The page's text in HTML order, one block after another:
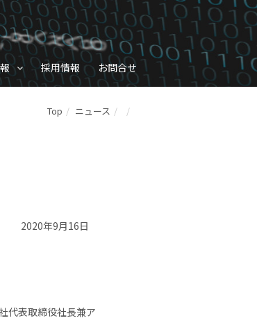
採用情報 お問合せ
Top ニュース
2020年9月16日
代表取締役社長兼ア